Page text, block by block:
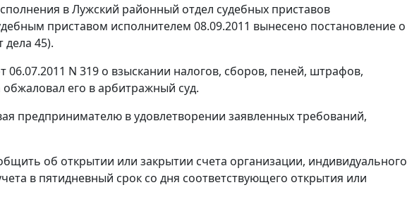
в Лужский районный отдел судебных приставов
приставом исполнителем 08.09.2011 вынесено постановление о
дела 45).
N 319 о взыскании налогов, сборов, пеней, штрафов,
его в арбитражный суд.
предпринимателю в удовлетворении заявленных требований,
об открытии или закрытии счета организации, индивидуального
в пятидневный срок со дня соответствующего открытия или